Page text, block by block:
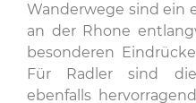
Wanderwege sind ein
an der Rhone
besonderen
Für Radler sind
ebenfalls